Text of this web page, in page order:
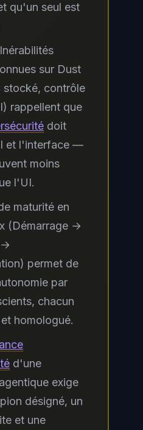
qu'un seul est
sur Dust
stocké, contrôle
rappellent que
doit
et l'interface —
moins
l'UI.
maturité en
(Démarrage →
→
permet de
par
chacun
homologué.
d'une
exige
désigné, un
et une